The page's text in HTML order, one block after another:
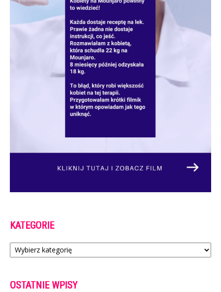
KATEGORIE
Kategorie
OSTATNIE WPISY